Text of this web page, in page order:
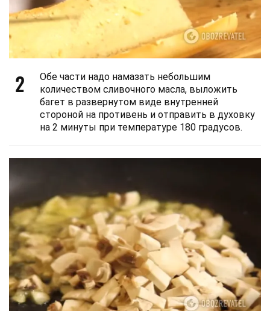
2
Обе части надо намазать небольшим
количеством сливочного масла, выложить
багет в развернутом виде внутренней
стороной на противень и отправить в духовку
на 2 минуты при температуре 180 градусов.